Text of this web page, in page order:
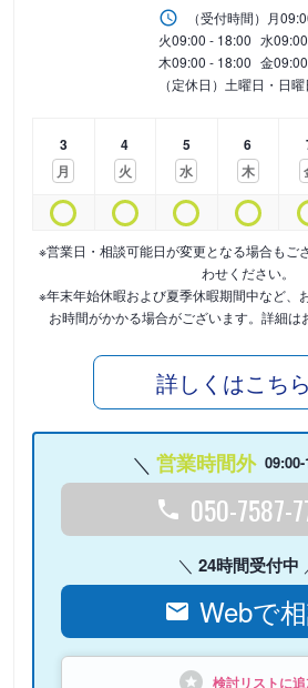
（受付時間） 月
火09:00 - 18:00 水
木09:00 - 18:00 金
（定休日）土曜日・日
3
月
4
火
5
水
6
木
※営業日・相談可能日が変更となる場合もご
わせください。
※年末年始休暇および夏季休暇期間中など、
お時間がかかる場合がございます。詳細は
詳しくはこちら
営業時間外
050-7587-
24時間受付中
Webで
検討リストに